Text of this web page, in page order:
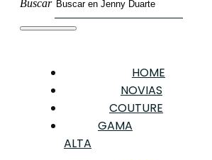
Buscar
HOME
NOVIAS
COUTURE
GAMA
ALTA